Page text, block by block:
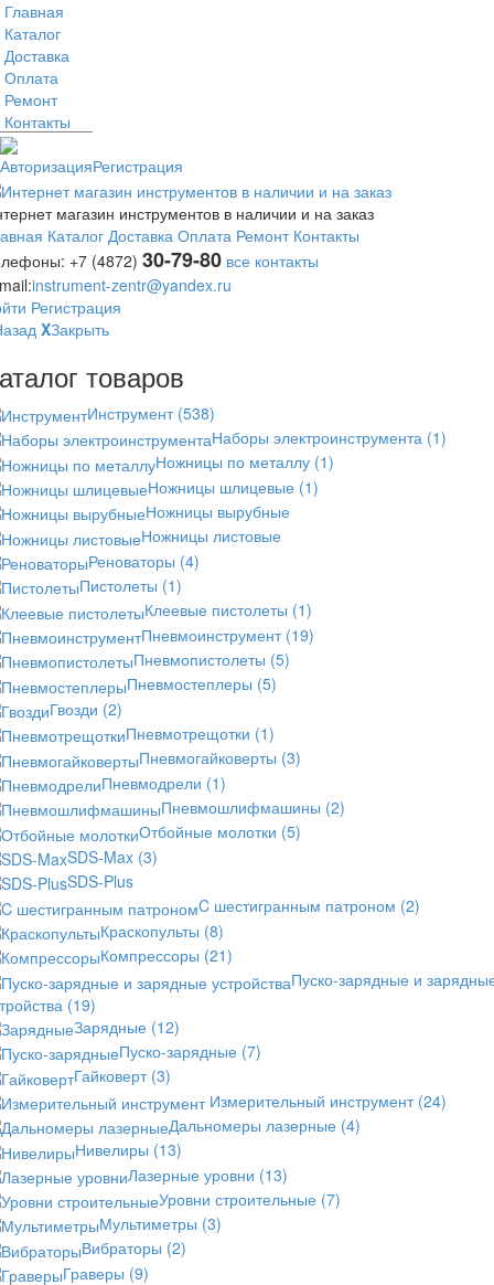
Главная
Каталог
Доставка
Оплата
Ремонт
Контакты
АвторизацияРегистрация
магазин инструментов в наличии и на заказ
Каталог Доставка Оплата Ремонт Контакты
+7 (4872) 30-79-80 все контакты
instrument-zentr@yandex.ru
Регистрация
XЗакрыть
товаров
Инструмент (538)
Наборы электроинструмента (1)
Ножницы по металлу (1)
Ножницы шлицевые (1)
Ножницы вырубные
Ножницы листовые
Реноваторы (4)
Пистолеты (1)
Клеевые пистолеты (1)
Пневмоинструмент (19)
Пневмопистолеты (5)
Пневмостеплеры (5)
Гвозди (2)
Пневмотрещотки (1)
Пневмогайковерты (3)
Пневмодрели (1)
Пневмошлифмашины (2)
Отбойные молотки (5)
SDS-Max (3)
SDS-Plus
C шестигранным патроном (2)
Краскопульты (8)
Компрессоры (21)
Пуско-зарядные и
(19)
Зарядные (12)
Пуско-зарядные (7)
Гайковерт (3)
Измерительный инструмент (24)
Дальномеры лазерные (4)
Нивелиры (13)
Лазерные уровни (13)
Уровни строительные (7)
Мультиметры (3)
Вибраторы (2)
Граверы (9)